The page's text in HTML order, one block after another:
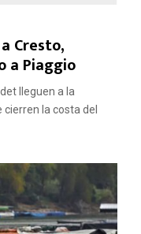
Cresto,
a Piaggio
lleguen a la
la costa del